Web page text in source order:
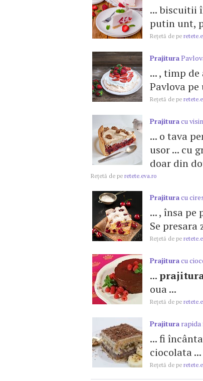
... biscuitii
putin unt,
Reţetă de pe
Prajitura
... , timp
Pavlova
Reţetă de pe
Prajituracu
... o tava
usor ... cu
doar din
Reţetă de pe retete.eva.ro
Prajituracu
... , însa pe
Se presara
Reţetă de pe
Prajituracu
...
oua ...
Reţetă de pe
Prajitura rapida
... fi
ciocolata ...
Reţetă de pe